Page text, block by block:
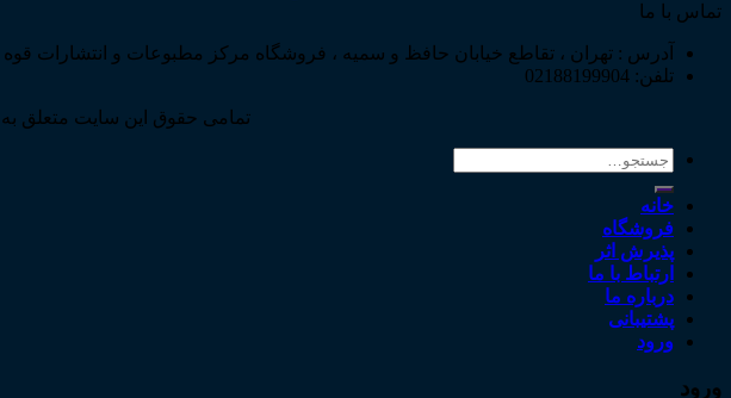
تماس با ما
آدرس : تهران ، تقاطع خیابان حافظ و سمیه ، فروشگاه مرکز مطبوعات و انتشارات قوه
تلفن: 02188199904
تمامی حقوق این سایت متعلق
جستجو
خانه
فروشگاه
پذیرش اثر
ارتباط با ما
درباره ما
پشتیبانی
ورود
ورود